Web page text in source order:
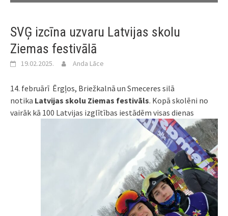
SVĢ izcīna uzvaru Latvijas skolu
Ziemas festivālā
19.02.2025. Anda Lāce
14. februārī Ērgļos, Briežkalnā un Smeceres silā
notika Latvijas skolu Ziemas festivāls. Kopā skolēni no
vairāk kā 100 Latvijas izglītības iestādēm visas dienas